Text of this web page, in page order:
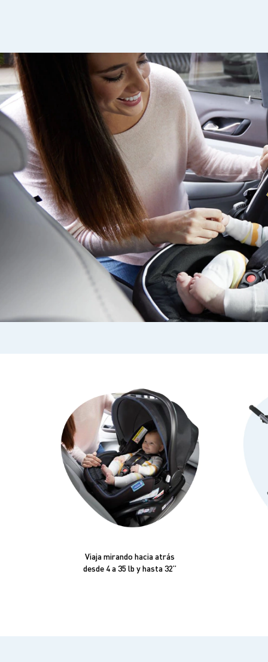
Viaja mirando hacia atrás
desde 4 a 35 lb y hasta 32”